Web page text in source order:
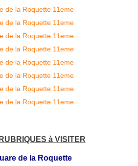
à VISITER
de la Roquette